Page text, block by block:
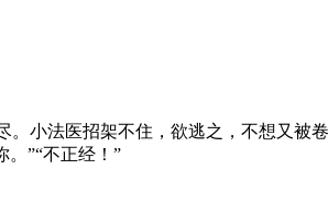
小法医招架不住，欲逃之，不想又被
”“不正经！”